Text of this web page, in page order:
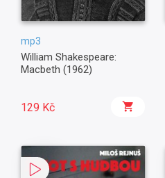
mp3
William Shakespeare:
Macbeth (1962)
129 Kč